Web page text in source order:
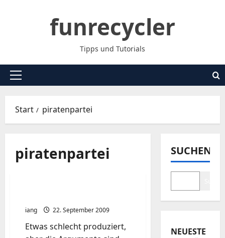
funrecycler
Tipps und Tutorials
Primäres
Start piratenpartei
piratenpartei
iang 22. September 2009
Etwas schlecht produziert,
SUCHEN
NEUESTE